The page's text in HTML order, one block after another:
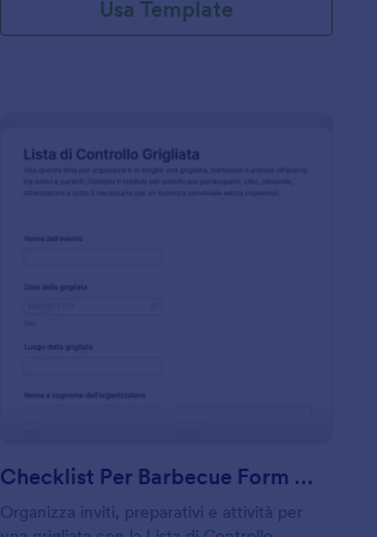
Usa Template
: Checklist Per
Checklist Per Barbecue Form 🍖🔥
Organizza inviti, preparativi e attività per